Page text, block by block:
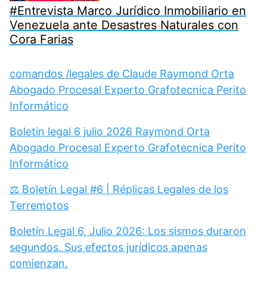
#Entrevista Marco Jurídico Inmobiliario en
Venezuela ante Desastres Naturales con
Cora Farias
comandos /legales de Claude Raymond Orta
Abogado Procesal Experto Grafotecnica Perito
Informático
Boletin legal 6 julio 2026 Raymond Orta
Abogado Procesal Experto Grafotecnica Perito
Informático
⚖️ Boletín Legal #6 | Réplicas Legales de los
Terremotos
Boletín Legal 6, Julio 2026: Los sismos duraron
segundos. Sus efectos jurídicos apenas
comienzan.